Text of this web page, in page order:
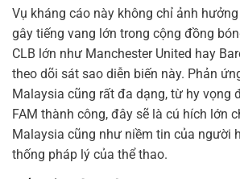
Vụ kháng cáo này không chỉ ảnh
gây tiếng vang lớn trong cộng đồng
CLB lớn như Manchester United hay
theo dõi sát sao diễn biến này. Phản
Malaysia cũng rất đa dạng, từ hy vọng
FAM thành công, đây sẽ là cú hích lớn
Malaysia cũng như niềm tin của người
thống pháp lý của thể thao.